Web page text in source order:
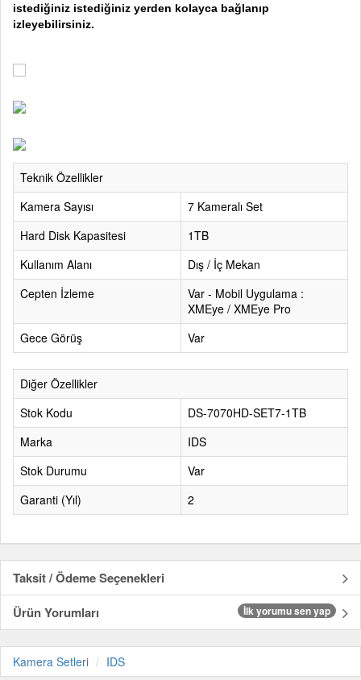
istediğiniz istediğiniz yerden kolayca bağlanıp
izleyebilirsiniz.
Teknik Özellikler
Kamera Sayısı
7 Kameralı Set
Hard Disk Kapasitesi
1TB
Kullanım Alanı
Dış / İç Mekan
Cepten İzleme
Var - Mobil Uygulama :
XMEye / XMEye Pro
Gece Görüş
Var
Diğer Özellikler
Stok Kodu
DS-7070HD-SET7-1TB
Marka
IDS
Stok Durumu
Var
Garanti (Yıl)
2
Taksit / Ödeme Seçenekleri
Ürün Yorumları
İlk yorumu sen yap
Kamera Setleri IDS